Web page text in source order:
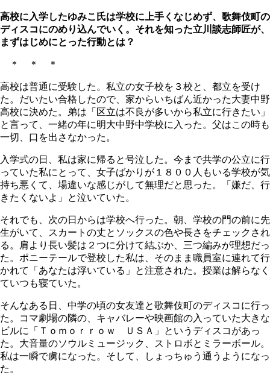
高校に入学したゆみこ氏は学校に上手くなじめず、歌舞伎町の
ディスコにのめり込んでいく。それを知った立川談志師匠が、
まずはじめにとった行動とは？
＊ ＊ ＊
高校は普通に受験した。私立の女子校を３校と、都立を受け
た。だいたい合格したので、家からいちばん近かった大妻中野
高校に決めた。弟は「区立は不良が多いから私立に行きたい」
と言って、一緒の年に明大中野中学校に入った。父はこの時も
一切、口を出さなかった。
入学式の日、私は家に帰ると号泣した。今まで共学の公立に行
っていた私にとって、女子ばかりが１８００人もいる学校が気
持ち悪くて、場違いな感じがして無理だと思った。「嫌だ、行
きたくないよ」と泣いていた。
それでも、次の日からは学校へ行った。朝、学校の門の前に先
生がいて、スカートの丈とソックスの色や長さをチェックされ
る。肩より長い髪は２つに分けて結ぶか、三つ編みが理想だっ
た。ポニーテールで登校した私は、そのまま職員室に連れて行
かれて「あなたは浮いている」と注意された。授業は解らなく
ていつも寝ていた。
そんなある日、中学の頃の女友達と歌舞伎町のディスコに行っ
た。コマ劇場の隣の、キャバレーや映画館の入っていた大きな
ビルに「Ｔｏｍｏｒｒｏｗ ＵＳＡ」というディスコがあっ
た。大音量のソウルミュージック、ストロボとミラーボール。
私は一瞬で虜になった。そして、しょっちゅう通うようになっ
た。